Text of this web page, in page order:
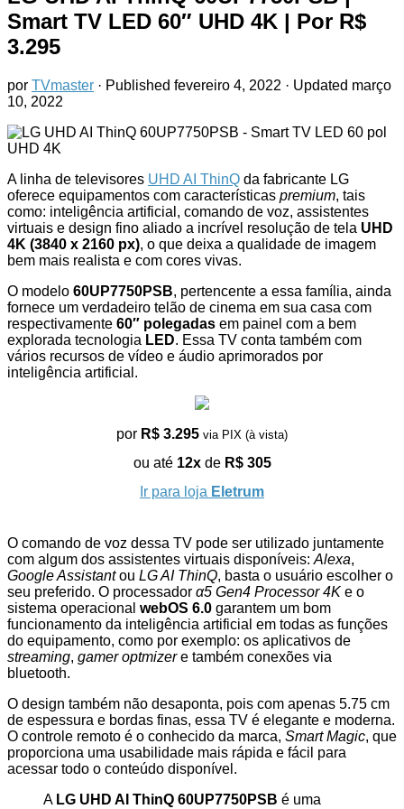
Smart TV LED 60″ UHD 4K | Por R$
3.295
por TVmaster · Published fevereiro 4, 2022 · Updated março
10, 2022
A linha de televisores UHD AI ThinQ da fabricante LG
oferece equipamentos com características premium, tais
como: inteligência artificial, comando de voz, assistentes
virtuais e design fino aliado a incrível resolução de tela UHD
4K (3840 x 2160 px), o que deixa a qualidade de imagem
bem mais realista e com cores vivas.
O modelo 60UP7750PSB, pertencente a essa família, ainda
fornece um verdadeiro telão de cinema em sua casa com
respectivamente 60″ polegadas em painel com a bem
explorada tecnologia LED. Essa TV conta também com
vários recursos de vídeo e áudio aprimorados por
inteligência artificial.
por R$ 3.295 via PIX (à vista)
ou até 12xde R$ 305
Ir para loja Eletrum
O comando de voz dessa TV pode ser utilizado juntamente
com algum dos assistentes virtuais disponíveis: Alexa,
Google Assistantou LG AI ThinQ, basta o usuário escolher o
seu preferido. O processador α5 Gen4 Processor 4K e o
sistema operacional webOS 6.0 garantem um bom
funcionamento da inteligência artificial em todas as funções
do equipamento, como por exemplo: os aplicativos de
streaming, gamer optmizere também conexões via
bluetooth.
O design também não desaponta, pois com apenas 5.75 cm
de espessura e bordas finas, essa TV é elegante e moderna.
O controle remoto é o conhecido da marca, Smart Magic, que
proporciona uma usabilidade mais rápida e fácil para
acessar todo o conteúdo disponível.
A LG UHD AI ThinQ 60UP7750PSB é uma